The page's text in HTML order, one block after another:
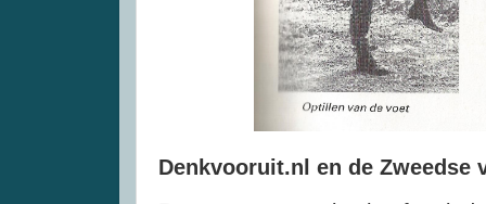
Denkvooruit.nl en de Zweedse